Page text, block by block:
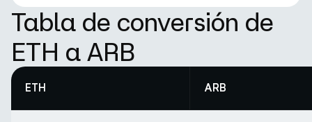
Tabla de conversión de
ETH a ARB
ETH ARB